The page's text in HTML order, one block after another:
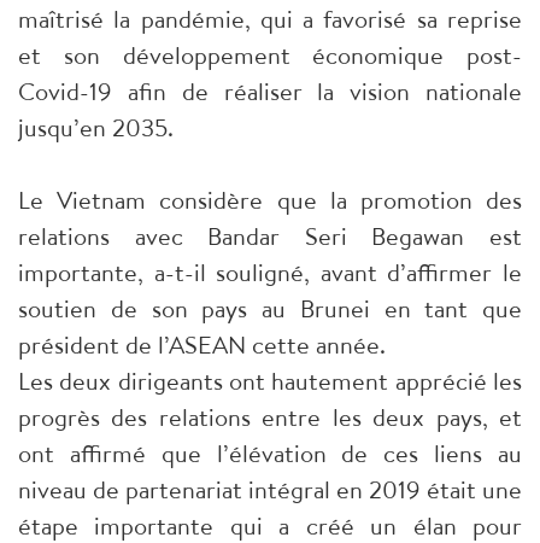
maîtrisé la pandémie, qui a favorisé sa reprise
et son développement économique post-
Covid-19 afin de réaliser la vision nationale
jusqu’en 2035.
Le Vietnam considère que la promotion des
relations avec Bandar Seri Begawan est
importante, a-t-il souligné, avant d’affirmer le
soutien de son pays au Brunei en tant que
président de l’ASEAN cette année.
Les deux dirigeants ont hautement apprécié les
progrès des relations entre les deux pays, et
ont affirmé que l’élévation de ces liens au
niveau de partenariat intégral en 2019 était une
étape importante qui a créé un élan pour